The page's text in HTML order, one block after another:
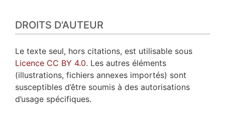
DROITS D'AUTEUR
Le texte seul, hors citations, est utilisable sous
Licence CC BY 4.0. Les autres éléments
(illustrations, fichiers annexes importés) sont
susceptibles d’être soumis à des autorisations
d’usage spécifiques.